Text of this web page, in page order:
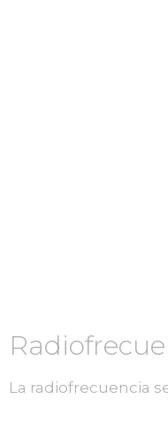
La radiofrecuencia